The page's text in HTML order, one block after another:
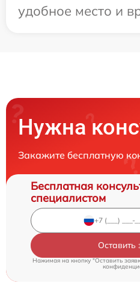
удобное место и
Нужна
Закажите бесплатную
Бесплатная
специалистом
Оставить
Нажимая на кнопку "Оставить